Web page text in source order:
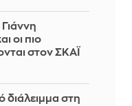
οι πιο
στον ΣΚΑΪ
διάλειμμα στη